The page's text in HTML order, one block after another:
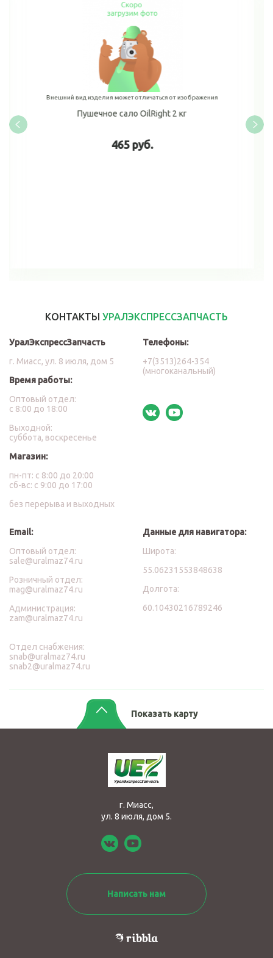
Внешний вид изделия может отличаться от изображения
Пушечное сало OilRight 2 кг
465 руб.
КОНТАКТЫ УРАЛЭКСПРЕССЗАПЧАСТЬ
УралЭкспрессЗапчасть
г. Миасс, ул. 8 июля, дом 5
Время работы:
Оптовый отдел:
с 8:00 до 18:00
Выходной:
суббота, воскресенье
Магазин:
пн-пт: с 8:00 до 20:00
сб-вс: с 9:00 до 17:00
без перерыва и выходных
Телефоны:
+7(3513)264-354
(многоканальный)
Email:
Оптовый отдел:
sale@uralmaz74.ru
Розничный отдел:
mag@uralmaz74.ru
Администрация:
zam@uralmaz74.ru
Отдел снабжения:
snab@uralmaz74.ru
snab2@uralmaz74.ru
Данные для навигатора:
Широта:
55.06231553848638
Долгота:
60.10430216789246
Показать карту
г. Миасс,
ул. 8 июля, дом 5.
Написать нам